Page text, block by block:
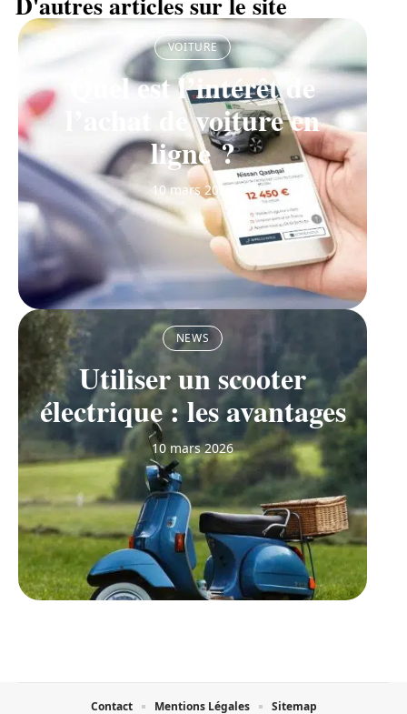
VOITURE
Quel est l’intérêt de
l’achat de voiture en
ligne ?
10 mars 2026
NEWS
Utiliser un scooter
électrique : les avantages
10 mars 2026
Contact Mentions Légales Sitemap